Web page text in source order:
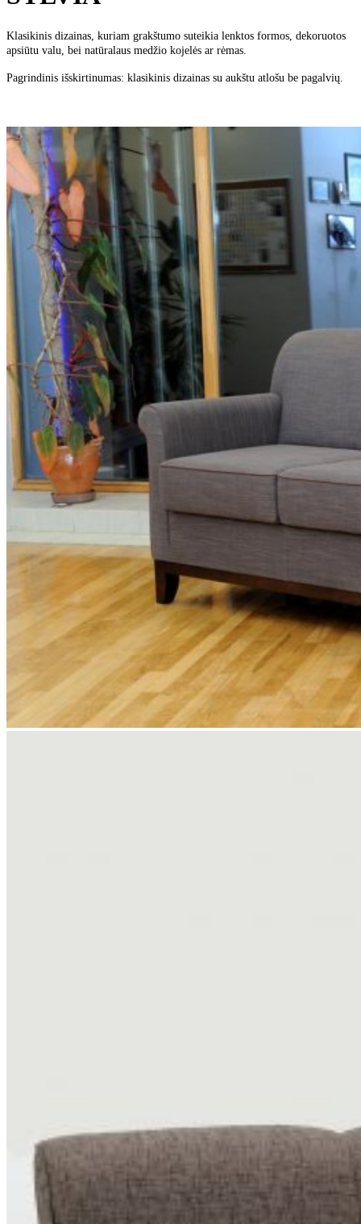
Klasikinis dizainas, kuriam grakštumo suteikia lenktos formos, dekoruotos
apsiūtu valu, bei natūralaus medžio kojelės ar rėmas.
Pagrindinis išskirtinumas: klasikinis dizainas su aukštu atlošu be pagalvių.